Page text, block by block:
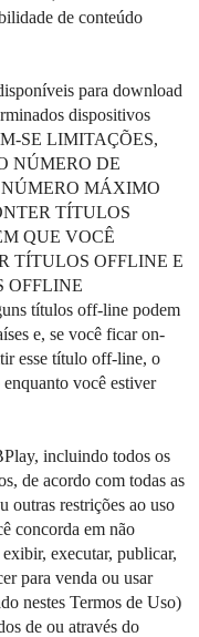
de conteúdo
para download
dispositivos
SE LIMITAÇÕES,
NÚMERO DE
MÁXIMO
TÍTULOS
QUE VOCÊ
TÍTULOS OFFLINE E
OFFLINE
títulos off-line podem
e, se você ficar on-
esse título off-line, o
você estiver
incluindo todos os
de acordo com todas as
outras restrições ao uso
concorda em não
executar, publicar,
para venda ou usar
nestes Termos de Uso)
de ou através do